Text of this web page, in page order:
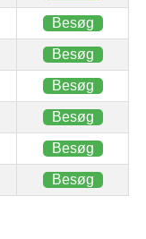
Besøg
Besøg
Besøg
Besøg
Besøg
Besøg